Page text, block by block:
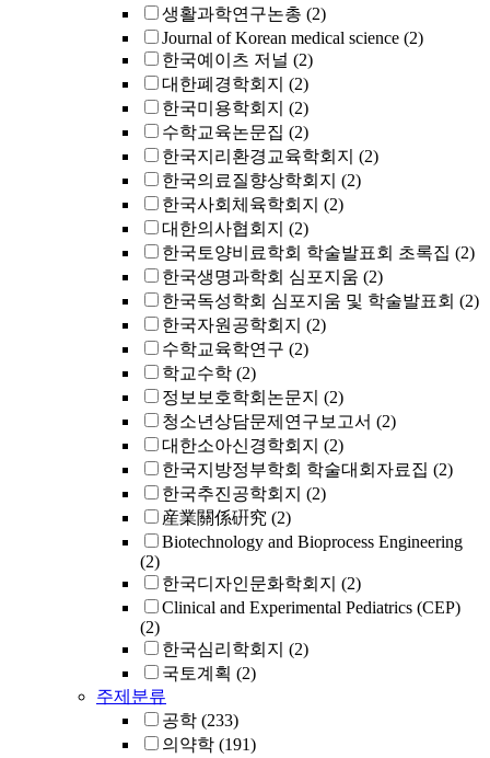
생활과학연구논총 (2)
Journal of Korean medical science (2)
한국예이츠 저널 (2)
대한폐경학회지 (2)
한국미용학회지 (2)
수학교육논문집 (2)
한국지리환경교육학회지 (2)
한국의료질향상학회지 (2)
한국사회체육학회지 (2)
대한의사협회지 (2)
한국토양비료학회 학술발표회 초록집 (2)
한국생명과학회 심포지움 (2)
한국독성학회 심포지움 및 학술발표회 (2)
한국자원공학회지 (2)
수학교육학연구 (2)
학교수학 (2)
정보보호학회논문지 (2)
청소년상담문제연구보고서 (2)
대한소아신경학회지 (2)
한국지방정부학회 학술대회자료집 (2)
한국추진공학회지 (2)
産業關係硏究 (2)
Biotechnology and Bioprocess Engineering
(2)
한국디자인문화학회지 (2)
Clinical and Experimental Pediatrics (CEP)
(2)
한국심리학회지 (2)
국토계획 (2)
주제분류
공학 (233)
의약학 (191)